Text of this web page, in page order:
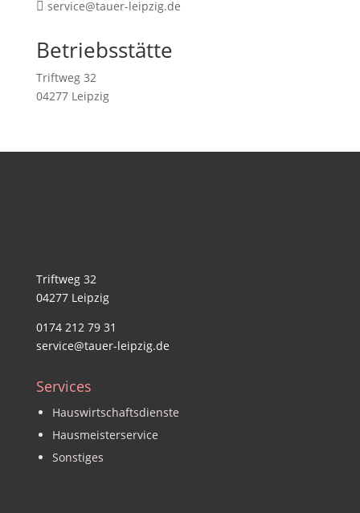
 service@tauer-leipzig.de
Betriebsstätte
Triftweg 32
04277 Leipzig
Triftweg 32
04277 Leipzig
0174 212 79 31
service@tauer-leipzig.de
Services
Hauswirtschaftsdienste
Hausmeisterservice
Sonstiges